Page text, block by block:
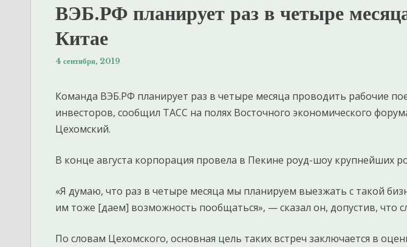
ВЭБ.РФ планирует раз в четыре
Китае
4 сентября, 2019
Команда ВЭБ.РФ планирует раз в четыре месяца проводить рабочие
инвесторов, сообщил ТАСС на полях Восточного экономического
Цехомский.
В конце августа корпорация провела в Пекине роуд-шоу крупнейших
«Я думаю, что раз в четыре месяца мы планируем выезжать с такой
им тоже [даем] возможность пообщаться», — сказал он, допустив, что
По словам Цехомского, основная цель таких встреч заключается в